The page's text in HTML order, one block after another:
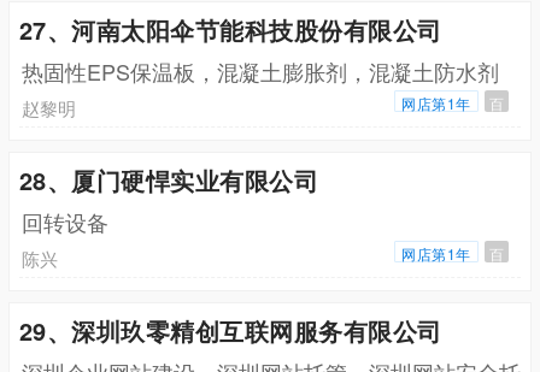
27、河南太阳伞节能科技股份有限公司
热固性EPS保温板，混凝土膨胀剂，混凝土防水剂
赵黎明 网店第1年 百
28、厦门硬悍实业有限公司
回转设备
陈兴 网店第1年 百
29、深圳玖零精创互联网服务有限公司